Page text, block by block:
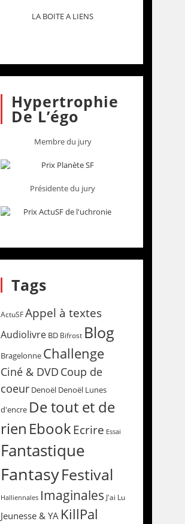
LA BOITE A LIENS
Hypertrophie
De L’égo
Membre du jury
Présidente du jury
Tags
ActuSF Appel à textes
Audiolivre BD Bifrost Blog
Bragelonne Challenge
Ciné & DVD Coup de
coeur Denoël Denoël Lunes
d'encre De tout et de
rien EbookEcrire Essai
Fantastique
FantasyFestival
Halliennales Imaginales J'ai Lu
Jeunesse & YA KillPal